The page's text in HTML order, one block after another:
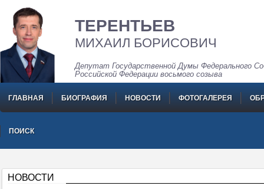
ТЕРЕНТЬЕВ
МИХАИЛ БОРИСОВИЧ
Депутат Государственной Думы Федерального
Российской Федерации восьмого созыва
ГЛАВНАЯ БИОГРАФИЯ НОВОСТИ ФОТОГАЛЕРЕЯ
ПОИСК
НОВОСТИ